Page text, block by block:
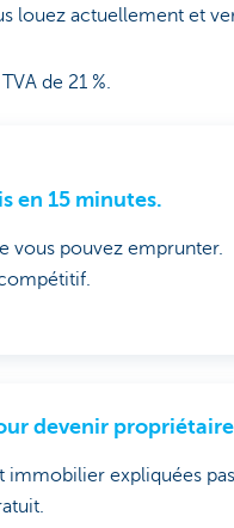
louez actuellement et
de 21 %.
en 15 minutes.
vous pouvez emprunter.
devenir propriétaire
immobilier expliquées